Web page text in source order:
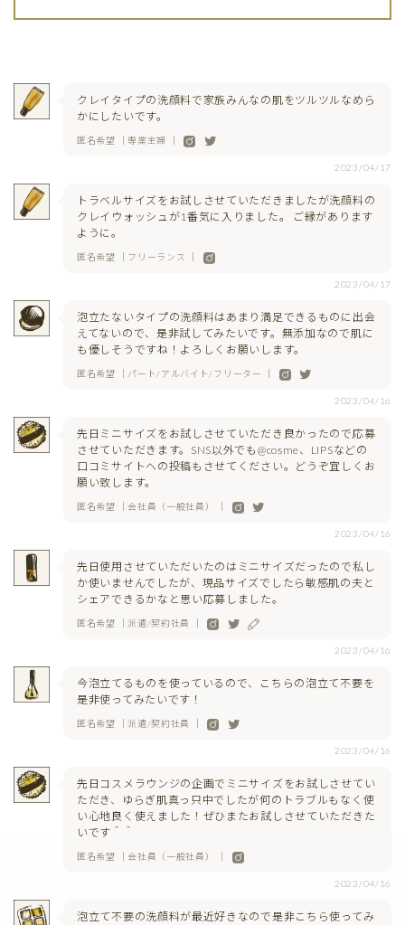
クレイタイプの洗顔料で家族みんなの肌をツルツルなめら
かにしたいです。
匿名希望 ｜専業主婦 ｜
2023/04/17
トラベルサイズをお試しさせていただきましたが洗顔料の
クレイウォッシュが1番気に入りました。 ご縁があります
ように。
匿名希望 ｜フリーランス ｜
2023/04/17
泡立たないタイプの洗顔料はあまり満足できるものに出会
えてないので、是非試してみたいです。無添加なので肌に
も優しそうですね！よろしくお願いします。
匿名希望 ｜パート/アルバイト/フリーター ｜
2023/04/16
先日ミニサイズをお試しさせていただき良かったので応募
させていただきます。SNS以外でも@cosme、LIPSなどの
口コミサイトへの投稿もさせてください。どうぞ宜しくお
願い致します。
匿名希望 ｜会社員（一般社員） ｜
2023/04/16
先日使用させていただいたのはミニサイズだったので私し
か使いませんでしたが、現品サイズでしたら敏感肌の夫と
シェアできるかなと思い応募しました。
匿名希望 ｜派遣/契約社員 ｜
2023/04/16
今泡立てるものを使っているので、こちらの泡立て不要を
是非使ってみたいです！
匿名希望 ｜派遣/契約社員 ｜
2023/04/16
先日コスメラウンジの企画でミニサイズをお試しさせてい
ただき、ゆらぎ肌真っ只中でしたが何のトラブルもなく使
い心地良く使えました！ぜひまたお試しさせていただきた
いです＾＾
匿名希望 ｜会社員（一般社員） ｜
2023/04/16
泡立て不要の洗顔料が最近好きなので是非こちら使ってみ